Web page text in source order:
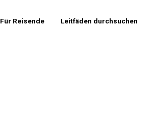
Für Reisende Leitfäden durchsuchen